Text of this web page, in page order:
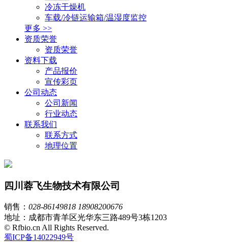
冷冻干燥机
车载/冷链运输箱/温湿度监控
更多 >>
资质荣誉
资质荣誉
资料下载
产品报价
宣传彩页
公司动态
公司新闻
行业动态
联系我们
联系方式
地理位置
四川蓉飞生物技术有限公司
销售： 028-86149818 18908200676
地址：成都市青羊区光华东三路489号3栋1203
© Rfbio.cn All Rights Reserved.
蜀ICP备14022949号